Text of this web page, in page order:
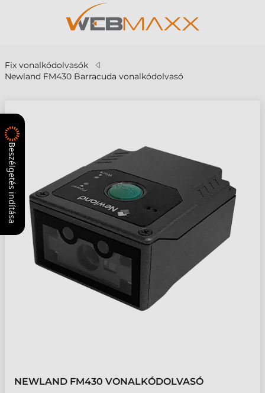
Fix vonalkódolvasók
Newland FM430 Barracuda vonalkódolvasó
NEWLAND FM430 VONALKÓDOLVASÓ
Beszélgetés indítása